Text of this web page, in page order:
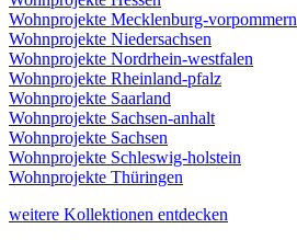
Wohnprojekte Mecklenburg-vorpommern
Wohnprojekte Niedersachsen
Wohnprojekte Nordrhein-westfalen
Wohnprojekte Rheinland-pfalz
Wohnprojekte Saarland
Wohnprojekte Sachsen-anhalt
Wohnprojekte Sachsen
Wohnprojekte Schleswig-holstein
Wohnprojekte Thüringen
weitere Kollektionen entdecken